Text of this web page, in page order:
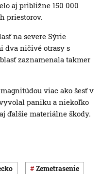
aj približne 150 000
priestorov.
na severe Sýrie
dva ničivé otrasy s
zaznamenala takmer
viac ako šesť v
paniku a niekoľko
ďalšie materiálne škody.
zemetrasenie